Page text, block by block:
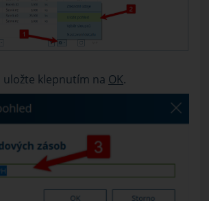
uložte klepnutím na OK.